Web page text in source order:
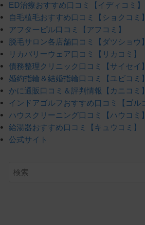
ED治療おすすめ口コミ【イディコミ】
自毛植毛おすすめ口コミ【ショクコミ】
アフターピル口コミ【アフコミ】
脱毛サロン各店舗口コミ【ダツショウ】
リカバリーウェア口コミ【リカコミ】
債務整理クリニック口コミ【サイセイ】
婚約指輪＆結婚指輪口コミ【ユビコミ】
かに通販口コミ＆評判情報【カニコミ】
インドアゴルフおすすめ口コミ【ゴル
ハウスクリーニング口コミ【ハウコミ】
給湯器おすすめ口コミ【キュウコミ】
公式サイト